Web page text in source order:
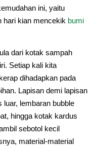
ini, yaitu
hari kian mencekik bumi
dari kotak sampah
Setiap kali kita
dihadapkan pada
Lapisan demi lapisan
luar, lembaran bubble
hingga kotak kardus
sebotol kecil
material-material